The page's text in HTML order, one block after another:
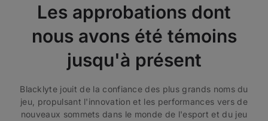
Les approbations dont
nous avons été témoins
jusqu'à présent
Blacklyte jouit de la confiance des plus grands noms du
jeu, propulsant l'innovation et les performances vers de
nouveaux sommets dans le monde de l'esport et du jeu